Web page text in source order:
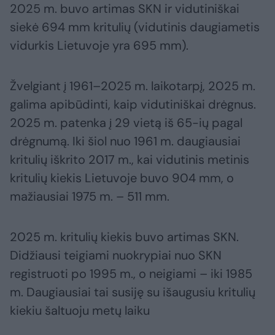
2025 m. buvo artimas SKN ir vidutiniškai
siekė 694 mm kritulių (vidutinis daugiametis
vidurkis Lietuvoje yra 695 mm).
Žvelgiant į 1961–2025 m. laikotarpį, 2025 m.
galima apibūdinti, kaip vidutiniškai drėgnus.
2025 m. patenka į 29 vietą iš 65-ių pagal
drėgnumą. Iki šiol nuo 1961 m. daugiausiai
kritulių iškrito 2017 m., kai vidutinis metinis
kritulių kiekis Lietuvoje buvo 904 mm, o
mažiausiai 1975 m. – 511 mm.
2025 m. kritulių kiekis buvo artimas SKN.
Didžiausi teigiami nuokrypiai nuo SKN
registruoti po 1995 m., o neigiami – iki 1985
m. Daugiausiai tai susiję su išaugusiu kritulių
kiekiu šaltuoju metų laiku